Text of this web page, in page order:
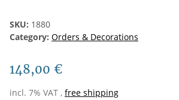
SKU: 1880
Category: Orders & Decorations
148,00 €
incl. 7% VAT , free shipping